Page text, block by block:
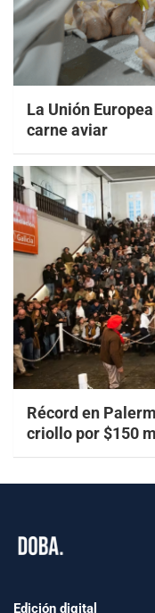
La Unión
carne aviar
Récord en
criollo por $150
Edición digital